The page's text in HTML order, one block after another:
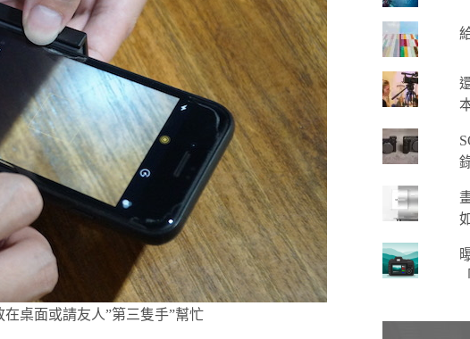
桌面或請友人”第三隻手”幫忙